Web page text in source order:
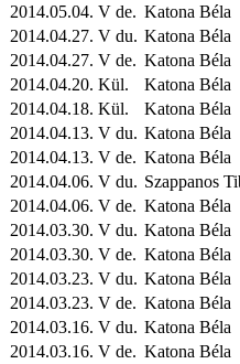
2014.05.04. V de. Katona Béla
2014.04.27. V du. Katona Béla
2014.04.27. V de. Katona Béla
2014.04.20. Kül. Katona Béla
2014.04.18. Kül. Katona Béla
2014.04.13. V du. Katona Béla
2014.04.13. V de. Katona Béla
2014.04.06. V du. Szappanos
2014.04.06. V de. Katona Béla
2014.03.30. V du. Katona Béla
2014.03.30. V de. Katona Béla
2014.03.23. V du. Katona Béla
2014.03.23. V de. Katona Béla
2014.03.16. V du. Katona Béla
2014.03.16. V de. Katona Béla